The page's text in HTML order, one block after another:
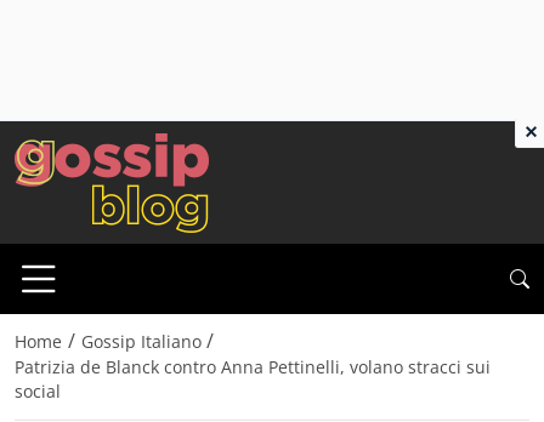
Home / Gossip Italiano /
Patrizia de Blanck contro Anna Pettinelli, volano stracci sui
social
×